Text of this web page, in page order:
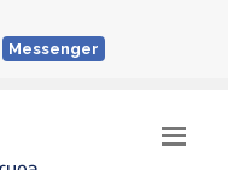
Messenger